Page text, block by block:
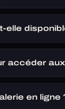
elle
accéder
en ligne